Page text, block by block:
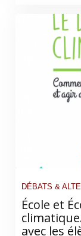
DÉBATS &
École et
avec les